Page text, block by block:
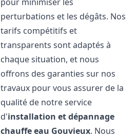
perturbations et les dégâts. Nos
tarifs compétitifs et
transparents sont adaptés à
chaque situation, et nous
offrons des garanties sur nos
travaux pour vous assurer de la
qualité de notre service
d'installation et dépannage
chauffe eau Gouvieux. Nous